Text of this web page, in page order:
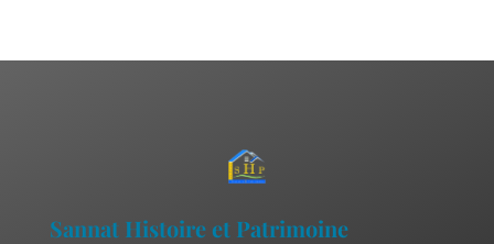
Sannat Histoire et Patrimoine